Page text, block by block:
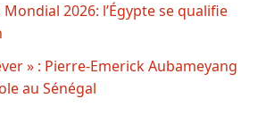
2026: l’Égypte se qualifie
» : Pierre-Emerick Aubameyang
au Sénégal